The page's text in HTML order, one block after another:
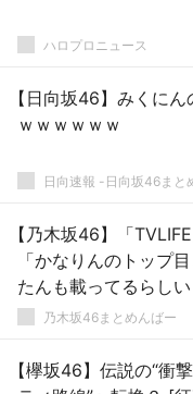
ハロプロニュース
【日向坂46】みくに
ｗｗｗｗｗｗ
日向速報 -日向坂46まと
【乃木坂46】「
「かなりんのトップ
たんも載ってるらしい
乃木坂46まとめんばー
【欅坂46】伝説の“衝